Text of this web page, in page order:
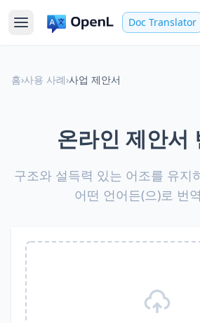
Doc Translator
홈›사용 사례›사업 제안서
온라인 제안서
구조와 설득력 있는 어조를 유지
어떤 언어든(으)로 번